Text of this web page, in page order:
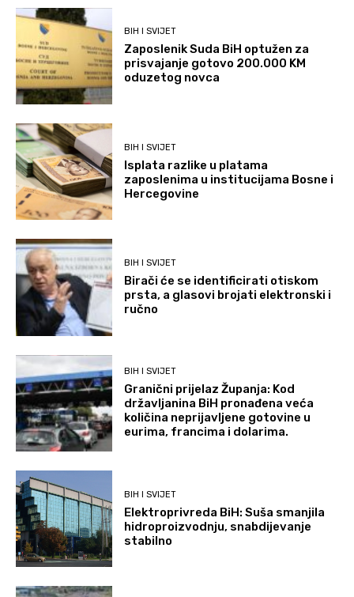
BIH I SVIJET
Zaposlenik Suda BiH optužen za
prisvajanje gotovo 200.000 KM
oduzetog novca
BIH I SVIJET
Isplata razlike u platama
zaposlenima u institucijama Bosne i
Hercegovine
BIH I SVIJET
Birači će se identificirati otiskom
prsta, a glasovi brojati elektronski i
ručno
BIH I SVIJET
Granični prijelaz Županja: Kod
državljanina BiH pronađena veća
količina neprijavljene gotovine u
eurima, francima i dolarima.
BIH I SVIJET
Elektroprivreda BiH: Suša smanjila
hidroproizvodnju, snabdijevanje
stabilno